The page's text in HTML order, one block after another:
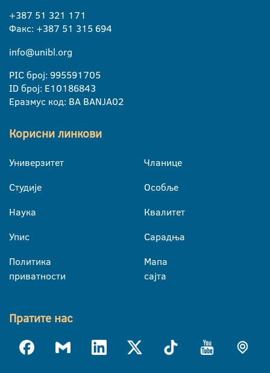
+387 51 321 171
Факс: +387 51 315 694
info@unibl.org
PIC број: 995591705
ID број: E10186843
Еразмус код: BA BANJA02
Корисни линкови
Универзитет
Студије
Наука
Упис
Политика
приватности
Чланице
Особље
Квалитет
Сарадња
Мапа
сајта
Пратите нас